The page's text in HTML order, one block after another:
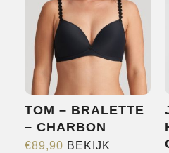
TOM – BRALETTE
– CHARBON
€89,90 BEKIJK